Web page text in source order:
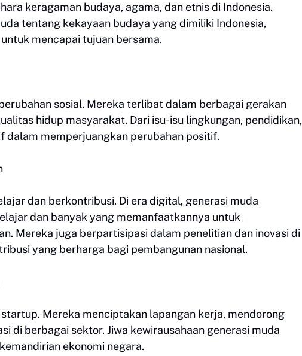
keragaman budaya, agama, dan etnis di Indonesia.
tentang kekayaan budaya yang dimiliki Indonesia,
mencapai tujuan bersama.
sosial. Mereka terlibat dalam berbagai gerakan
hidup masyarakat. Dari isu-isu lingkungan, pendidikan,
dalam memperjuangkan perubahan positif.
dan berkontribusi. Di era digital, generasi muda
dan banyak yang memanfaatkannya untuk
Mereka juga berpartisipasi dalam penelitian dan inovasi di
yang berharga bagi pembangunan nasional.
Mereka menciptakan lapangan kerja, mendorong
di berbagai sektor. Jiwa kewirausahaan generasi muda
ekonomi negara.